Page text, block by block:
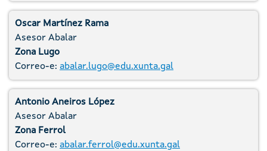
Oscar Martínez Rama
Asesor Abalar
Zona Lugo
Correo-e: abalar.lugo@edu.xunta.gal
Antonio Aneiros López
Asesor Abalar
Zona Ferrol
Correo-e: abalar.ferrol@edu.xunta.gal